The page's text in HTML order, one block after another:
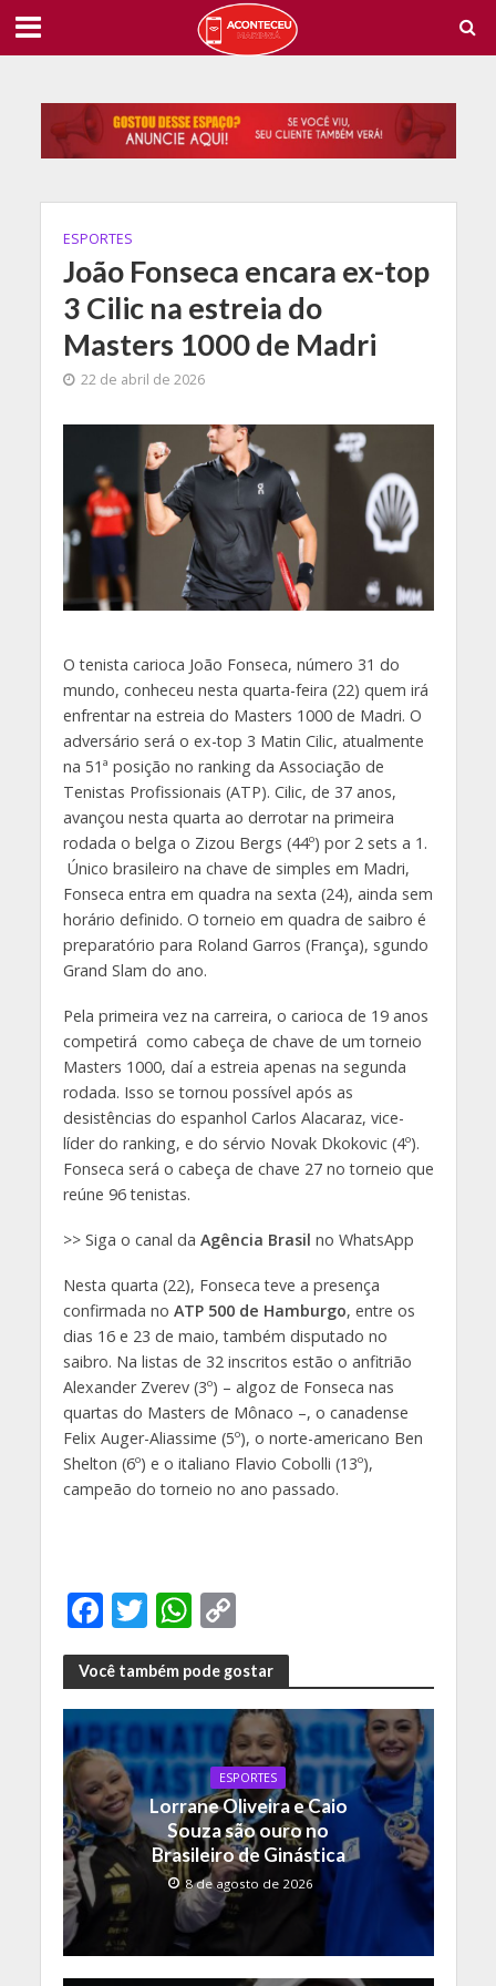
ESPORTES
João Fonseca encara ex-top
3 Cilic na estreia do
Masters 1000 de Madri
22 de abril de 2026
O tenista carioca João Fonseca, número 31 do
mundo, conheceu nesta quarta-feira (22) quem irá
enfrentar na estreia do Masters 1000 de Madri. O
adversário será o ex-top 3 Matin Cilic, atualmente
na 51ª posição no ranking da Associação de
Tenistas Profissionais (ATP). Cilic, de 37 anos,
avançou nesta quarta ao derrotar na primeira
rodada o belga o Zizou Bergs (44º) por 2 sets a 1.
Único brasileiro na chave de simples em Madri,
Fonseca entra em quadra na sexta (24), ainda sem
horário definido. O torneio em quadra de saibro é
preparatório para Roland Garros (França), sgundo
Grand Slam do ano.
Pela primeira vez na carreira, o carioca de 19 anos
competirá como cabeça de chave de um torneio
Masters 1000, daí a estreia apenas na segunda
rodada. Isso se tornou possível após as
desistências do espanhol Carlos Alacaraz, vice-
líder do ranking, e do sérvio Novak Dkokovic (4º).
Fonseca será o cabeça de chave 27 no torneio que
reúne 96 tenistas.
>> Siga o canal da Agência Brasil no WhatsApp
Nesta quarta (22), Fonseca teve a presença
confirmada no ATP 500 de Hamburgo, entre os
dias 16 e 23 de maio, também disputado no
saibro. Na listas de 32 inscritos estão o anfitrião
Alexander Zverev (3º) – algoz de Fonseca nas
quartas do Masters de Mônaco –, o canadense
Felix Auger-Aliassime (5º), o norte-americano Ben
Shelton (6º) e o italiano Flavio Cobolli (13º),
campeão do torneio no ano passado.
F
ac
e
b
o
o
k
T
w
itt
er
W
h
at
s
A
p
p
C
o
p
y
Li
n
k
Você também pode gostar
ESPORTES
Lorrane Oliveira e Caio
Souza são ouro no
Brasileiro de Ginástica
8 de agosto de 2026